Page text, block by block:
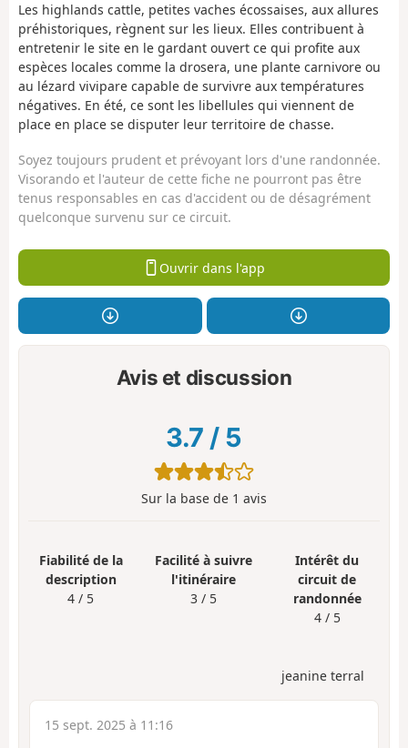
Les highlands cattle, petites vaches écossaises, aux allures
préhistoriques, règnent sur les lieux. Elles contribuent à
entretenir le site en le gardant ouvert ce qui profite aux
espèces locales comme la drosera, une plante carnivore ou
au lézard vivipare capable de survivre aux températures
négatives. En été, ce sont les libellules qui viennent de
place en place se disputer leur territoire de chasse.
Soyez toujours prudent et prévoyant lors d'une randonnée.
Visorando et l'auteur de cette fiche ne pourront pas être
tenus responsables en cas d'accident ou de désagrément
quelconque survenu sur ce circuit.
Ouvrir dans l'app
Avis et discussion
3.7 / 5
Sur la base de 1 avis
Fiabilité de la
description
4 / 5
Facilité à suivre
l'itinéraire
3 / 5
Intérêt du
circuit de
randonnée
4 / 5
jeanine terral
15 sept. 2025 à 11:16